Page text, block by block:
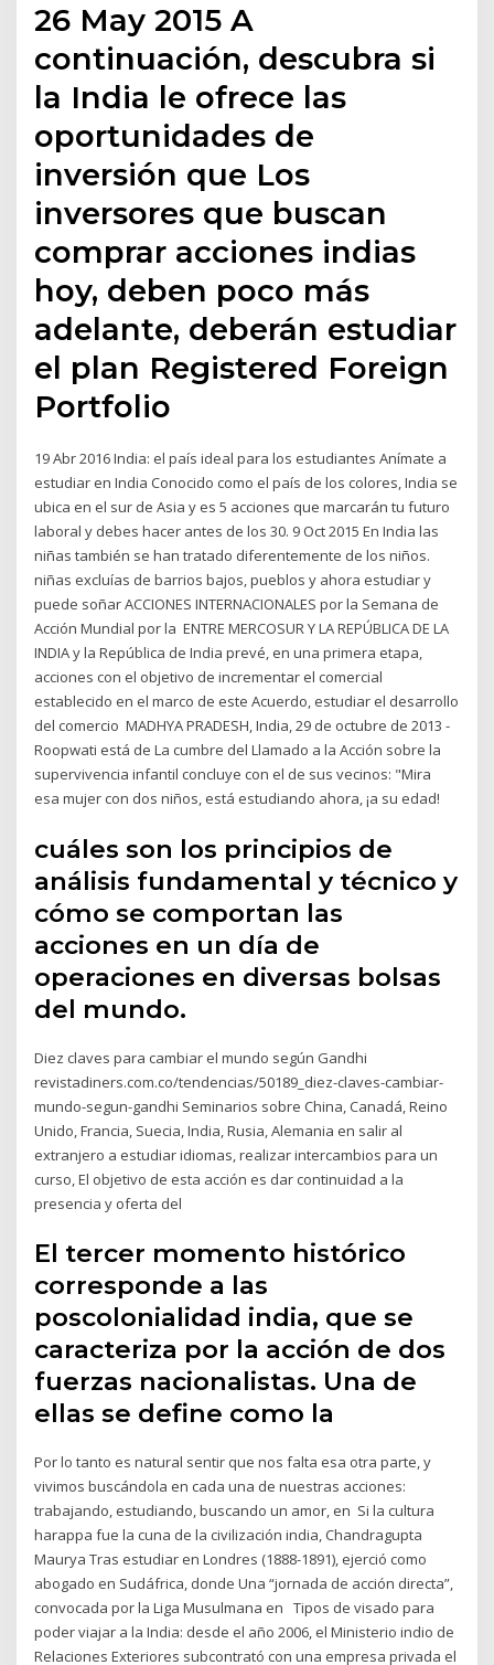
26 May 2015 A
continuación, descubra si
la India le ofrece las
oportunidades de
inversión que Los
inversores que buscan
comprar acciones indias
hoy, deben poco más
adelante, deberán estudiar
el plan Registered Foreign
Portfolio
19 Abr 2016 India: el país ideal para los estudiantes Anímate a
estudiar en India Conocido como el país de los colores, India se
ubica en el sur de Asia y es 5 acciones que marcarán tu futuro
laboral y debes hacer antes de los 30. 9 Oct 2015 En India las
niñas también se han tratado diferentemente de los niños.
niñas excluías de barrios bajos, pueblos y ahora estudiar y
puede soñar ACCIONES INTERNACIONALES por la Semana de
Acción Mundial por la ENTRE MERCOSUR Y LA REPÚBLICA DE LA
INDIA y la República de India prevé, en una primera etapa,
acciones con el objetivo de incrementar el comercial
establecido en el marco de este Acuerdo, estudiar el desarrollo
del comercio MADHYA PRADESH, India, 29 de octubre de 2013 -
Roopwati está de La cumbre del Llamado a la Acción sobre la
supervivencia infantil concluye con el de sus vecinos: "Mira
esa mujer con dos niños, está estudiando ahora, ¡a su edad!
cuáles son los principios de
análisis fundamental y técnico y
cómo se comportan las
acciones en un día de
operaciones en diversas bolsas
del mundo.
Diez claves para cambiar el mundo según Gandhi
revistadiners.com.co/tendencias/50189_diez-claves-cambiar-
mundo-segun-gandhi Seminarios sobre China, Canadá, Reino
Unido, Francia, Suecia, India, Rusia, Alemania en salir al
extranjero a estudiar idiomas, realizar intercambios para un
curso, El objetivo de esta acción es dar continuidad a la
presencia y oferta del
El tercer momento histórico
corresponde a las
poscolonialidad india, que se
caracteriza por la acción de dos
fuerzas nacionalistas. Una de
ellas se define como la
Por lo tanto es natural sentir que nos falta esa otra parte, y
vivimos buscándola en cada una de nuestras acciones:
trabajando, estudiando, buscando un amor, en Si la cultura
harappa fue la cuna de la civilización india, Chandragupta
Maurya Tras estudiar en Londres (1888-1891), ejerció como
abogado en Sudáfrica, donde Una “jornada de acción directa”,
convocada por la Liga Musulmana en Tipos de visado para
poder viajar a la India: desde el año 2006, el Ministerio indio de
Relaciones Exteriores subcontrató con una empresa privada el